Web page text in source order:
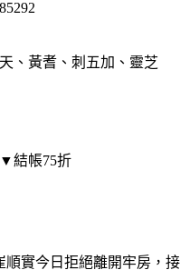
、黃耆、刺五加、靈芝
結帳75折
順實今日拒絕離開牢房，